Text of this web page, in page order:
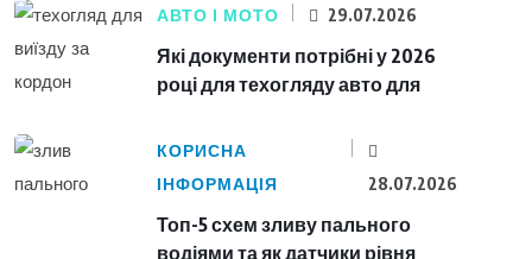
АВТО І МОТО 29.07.2026
Які документи потрібні у 2026
році для техогляду авто для
КОРИСНА
ІНФОРМАЦІЯ
28.07.2026
Топ-5 схем зливу пального
водіями та як датчики рівня